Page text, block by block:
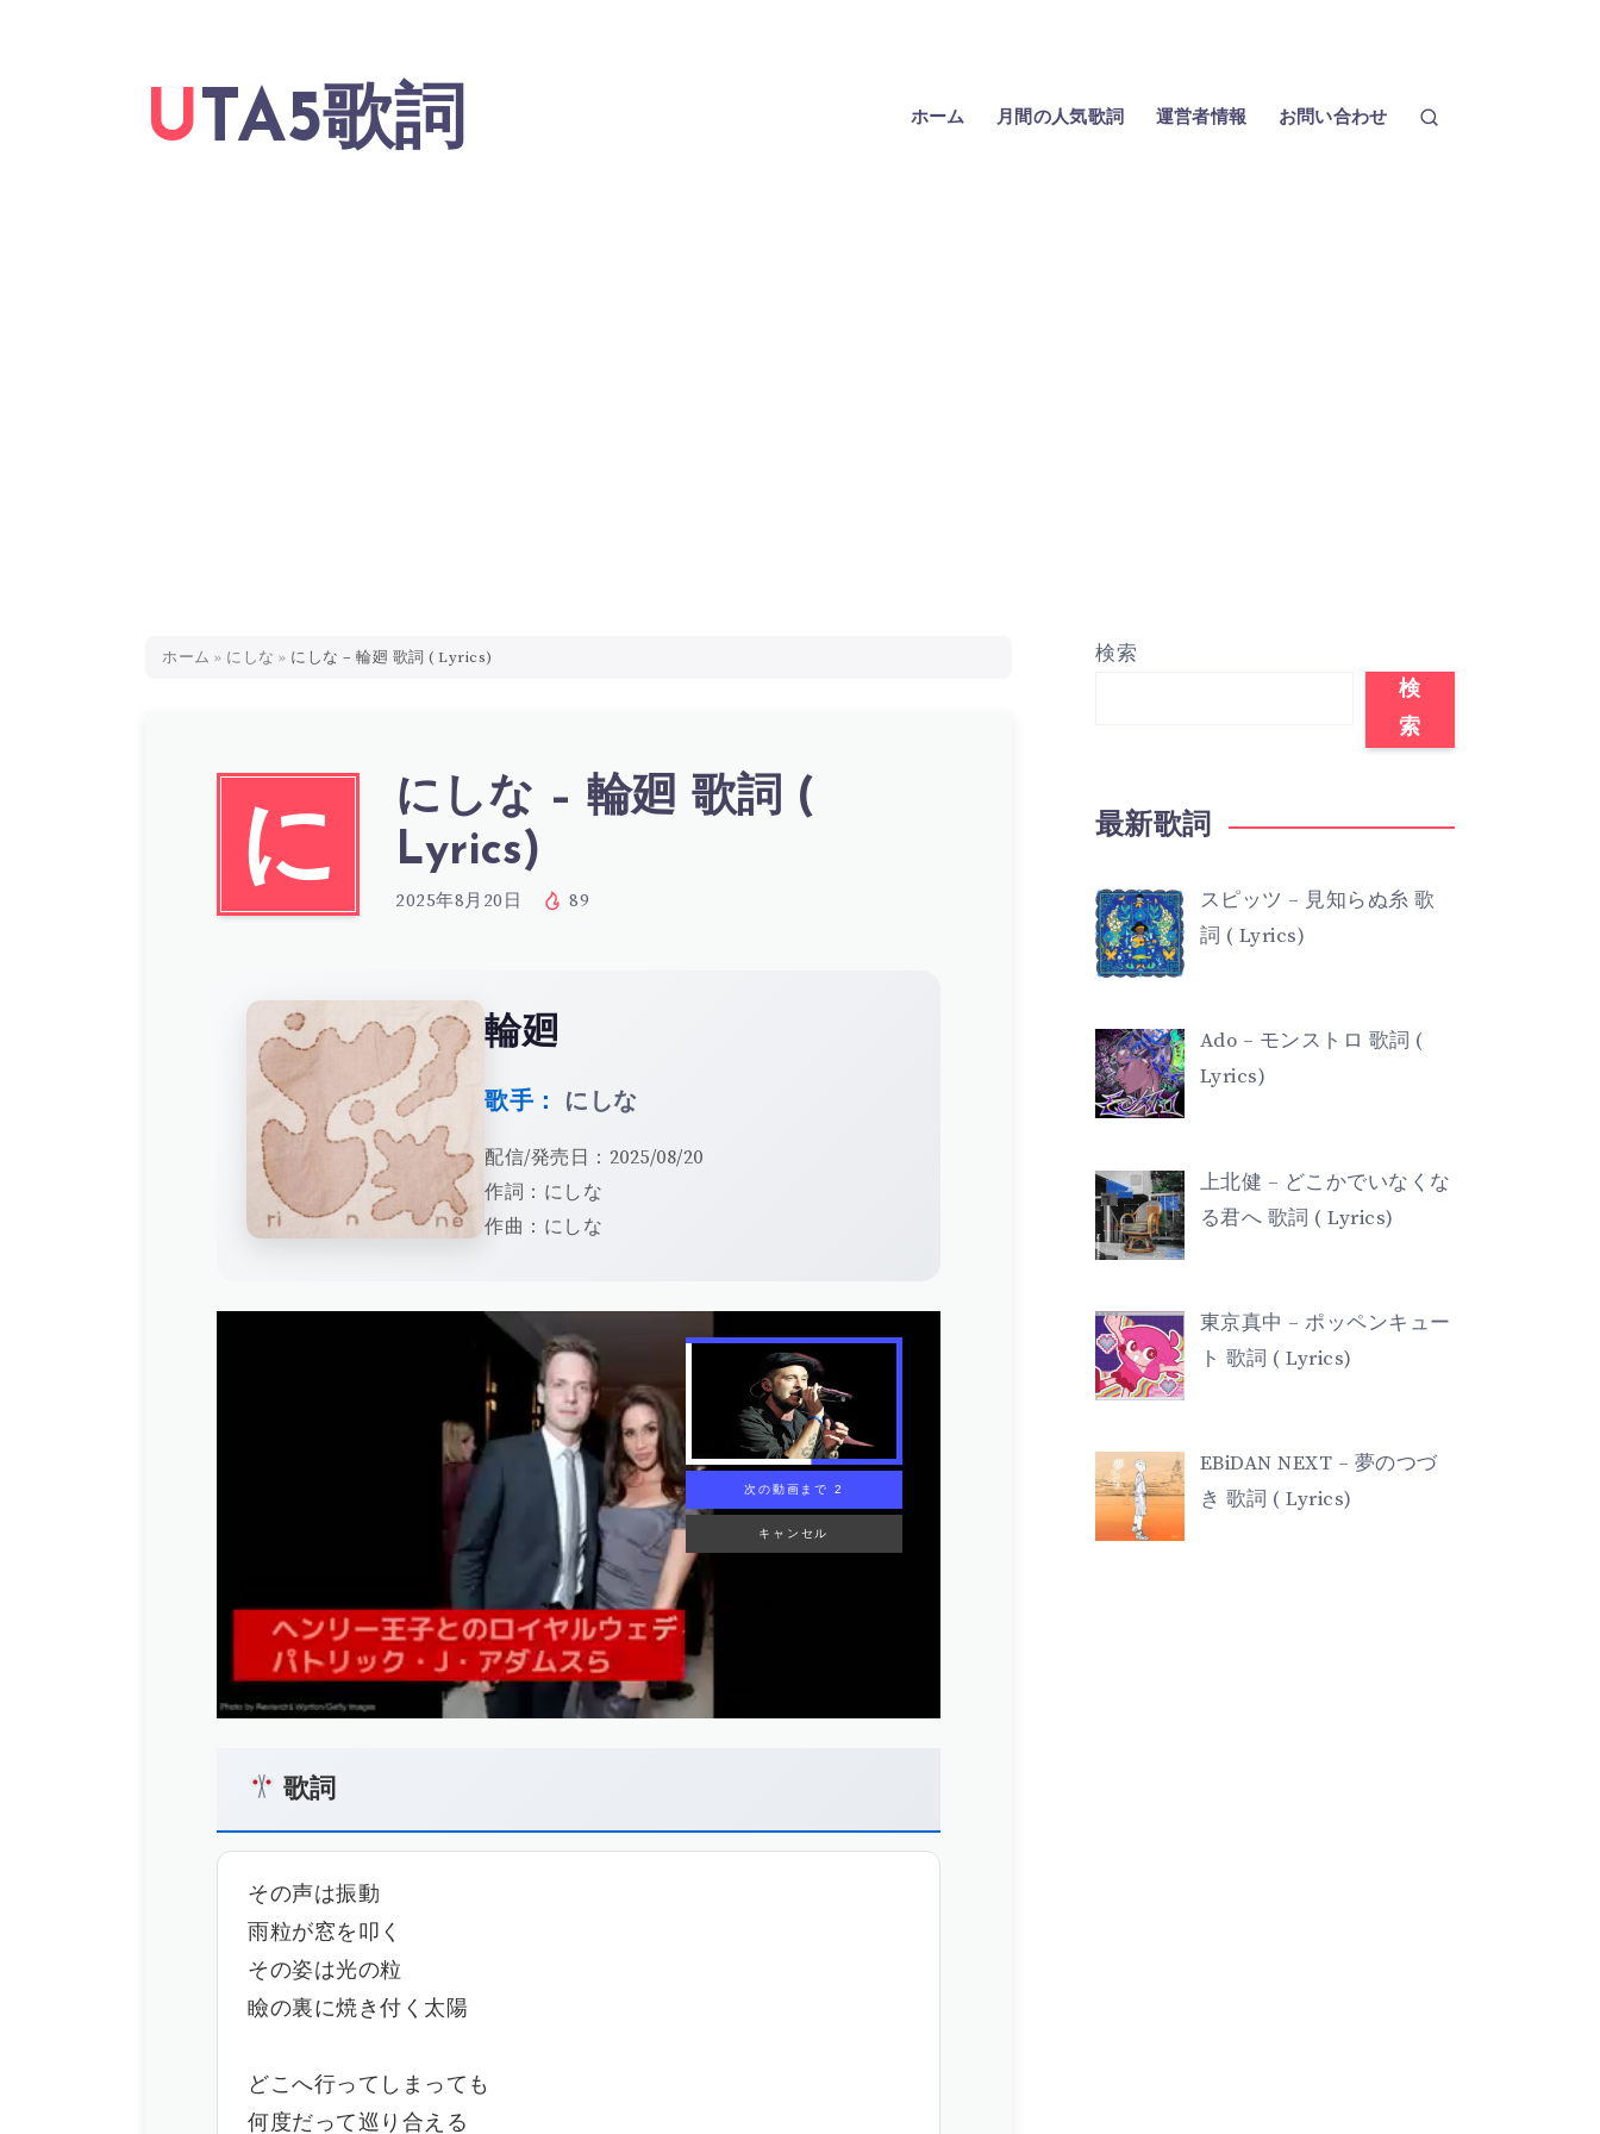
UTA5歌詞 ホーム 月間の人気歌詞 運営者情報 お問い合わせ
ホーム » にしな » にしな – 輪廻 歌詞 ( Lyrics)
に
にしな – 輪廻 歌詞 (
Lyrics)
2025年8月20日 89
輪廻
歌手： にしな
配信/発売日：2025/08/20
作詞：にしな
作曲：にしな
次の動画まで 1
キャンセル
歌詞
その声は振動
雨粒が窓を叩く
その姿は光の粒
瞼の裏に焼き付く太陽
どこへ行ってしまっても
何度だって巡り合える
検索
検
索
最新歌詞
スピッツ – 見知らぬ糸 歌
詞 ( Lyrics)
Ado – モンストロ 歌詞 (
Lyrics)
上北健 – どこかでいなくな
る君へ 歌詞 ( Lyrics)
東京真中 – ポッペンキュー
ト 歌詞 ( Lyrics)
EBiDAN NEXT – 夢のつづ
き 歌詞 ( Lyrics)